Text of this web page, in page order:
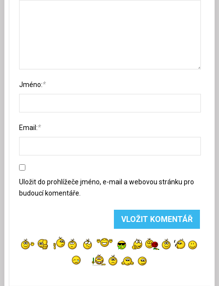
Jméno:*
Email:*
Uložit do prohlížeče jméno, e-mail a webovou stránku pro
budoucí komentáře.